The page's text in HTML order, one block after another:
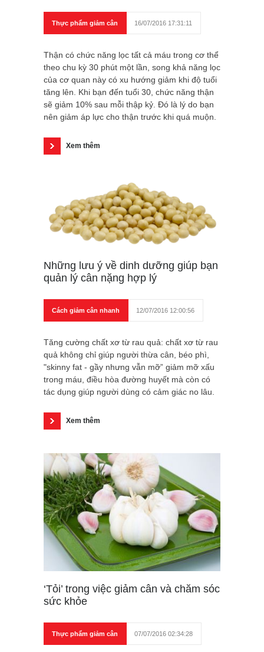
Thực phẩm giảm cân 16/07/2016 17:31:11
Thận có chức năng lọc tất cả máu trong cơ thể
theo chu kỳ 30 phút một lần, song khả năng lọc
của cơ quan này có xu hướng giảm khi độ tuổi
tăng lên. Khi bạn đến tuổi 30, chức năng thận
sẽ giảm 10% sau mỗi thập kỷ. Đó là lý do bạn
nên giảm áp lực cho thận trước khi quá muộn.
Xem thêm
Những lưu ý về dinh dưỡng giúp bạn
quản lý cân nặng hợp lý
Cách giảm cân nhanh 12/07/2016 12:00:56
Tăng cường chất xơ từ rau quả: chất xơ từ rau
quả không chỉ giúp người thừa cân, béo phì,
"skinny fat - gầy nhưng vẫn mỡ” giảm mỡ xấu
trong máu, điều hòa đường huyết mà còn có
tác dụng giúp người dùng có cảm giác no lâu.
Xem thêm
‘Tỏi’ trong việc giảm cân và chăm sóc
sức khỏe
Thực phẩm giảm cân 07/07/2016 02:34:28